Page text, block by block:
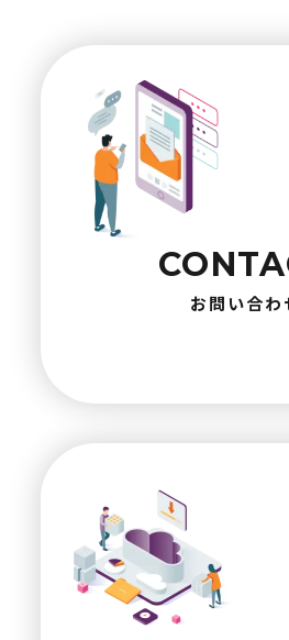
お問い合わ